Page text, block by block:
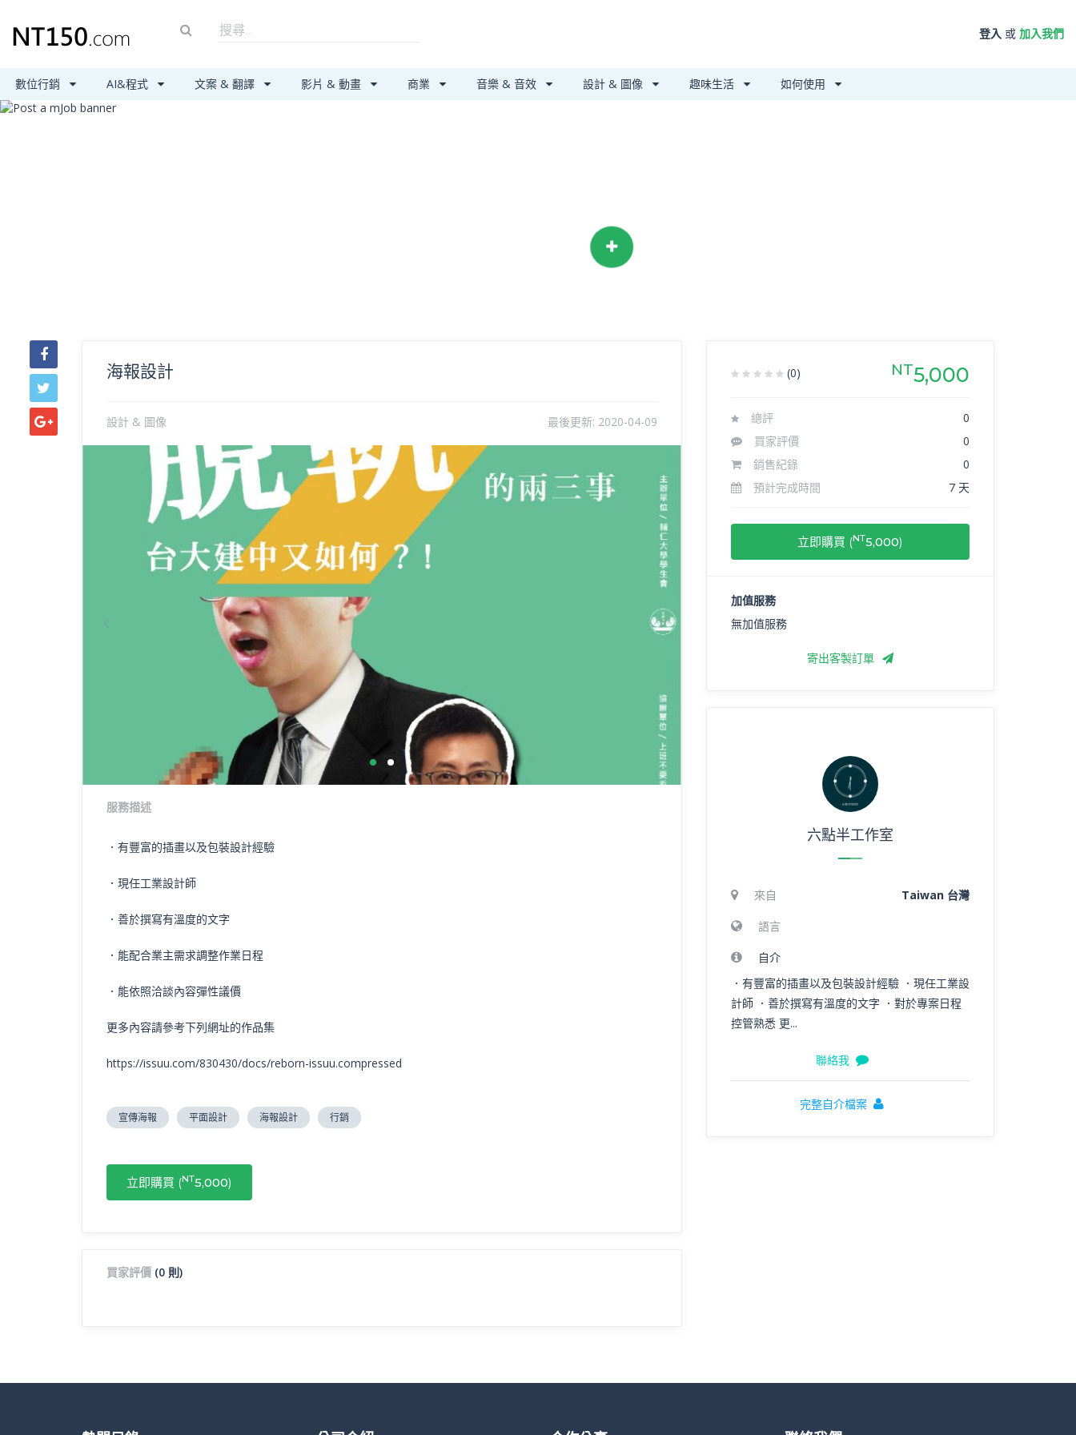
登入 或 加入我們
數位行銷 AI&程式 文案 & 翻譯 影片 & 動畫 商業 音樂 & 音效 設計 & 圖像 趣味生活 如何使用
海報設計
設計 & 圖像 最後更新: 2020-04-09
Previous
服務描述
．有豐富的插畫以及包裝設計經驗
．現任工業設計師
．善於撰寫有溫度的文字
．能配合業主需求調整作業日程
．能依照洽談內容彈性議價
更多內容請參考下列網址的作品集
https://issuu.com/830430/docs/reborn-issuu.compressed
宣傳海報 平面設計 海報設計 行銷
立即購買 (NT5,000)
買家評價 (0 則)
(0) NT5,000
總評
0
買家評價
0
銷售紀錄
0
預計完成時間
7 天
立即購買 (NT5,000)
加值服務
無加值服務
寄出客製訂單
六點半工作室
來自 Taiwan 台灣
語言
自介
．有豐富的插畫以及包裝設計經驗 ．現任工業設
計師 ．善於撰寫有溫度的文字 ．對於專案日程
控管熟悉 更...
聯絡我
完整自介檔案